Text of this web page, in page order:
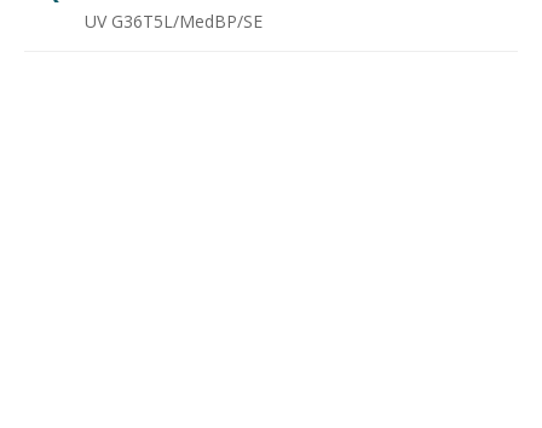
UV G36T5L/MedBP/SE